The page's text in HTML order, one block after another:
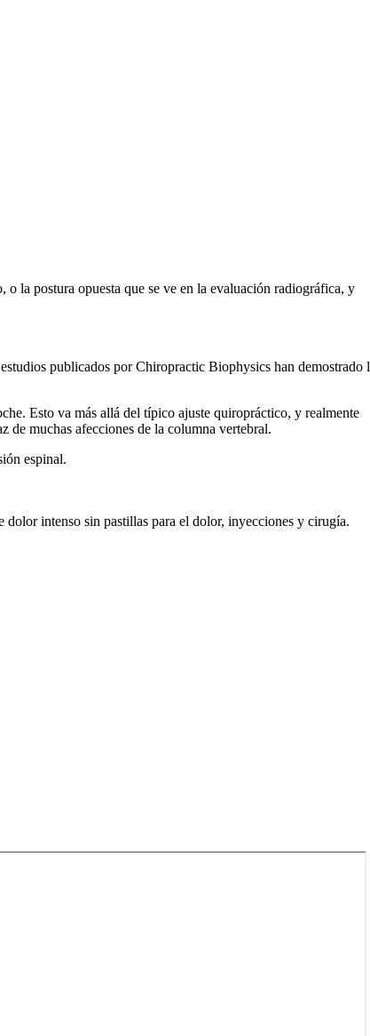
la postura opuesta que se ve en la evaluación radiográfica, y
publicados por Chiropractic Biophysics han demostrado
Esto va más allá del típico ajuste quiropráctico, y realmente
de muchas afecciones de la columna vertebral.
espinal.
intenso sin pastillas para el dolor, inyecciones y cirugía.